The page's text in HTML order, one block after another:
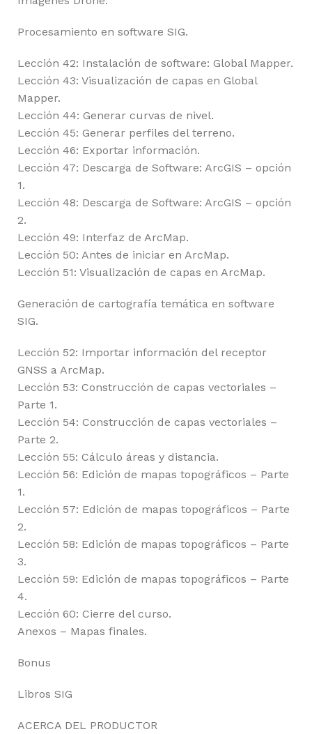
Procesamiento en software SIG.
Lección 42: Instalación de software: Global Mapper.
Lección 43: Visualización de capas en Global
Mapper.
Lección 44: Generar curvas de nivel.
Lección 45: Generar perfiles del terreno.
Lección 46: Exportar información.
Lección 47: Descarga de Software: ArcGIS – opción
1.
Lección 48: Descarga de Software: ArcGIS – opción
2.
Lección 49: Interfaz de ArcMap.
Lección 50: Antes de iniciar en ArcMap.
Lección 51: Visualización de capas en ArcMap.
Generación de cartografía temática en software
SIG.
Lección 52: Importar información del receptor
GNSS a ArcMap.
Lección 53: Construcción de capas vectoriales –
Parte 1.
Lección 54: Construcción de capas vectoriales –
Parte 2.
Lección 55: Cálculo áreas y distancia.
Lección 56: Edición de mapas topográficos – Parte
1.
Lección 57: Edición de mapas topográficos – Parte
2.
Lección 58: Edición de mapas topográficos – Parte
3.
Lección 59: Edición de mapas topográficos – Parte
4.
Lección 60: Cierre del curso.
Anexos – Mapas finales.
Bonus
Libros SIG
ACERCA DEL PRODUCTOR